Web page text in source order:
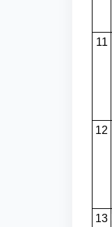
11
12
13